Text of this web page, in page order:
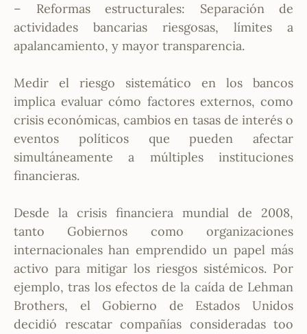
– Reformas estructurales: Separación de
actividades bancarias riesgosas, límites a
apalancamiento, y mayor transparencia.
Medir el riesgo sistemático en los bancos
implica evaluar cómo factores externos, como
crisis económicas, cambios en tasas de interés o
eventos políticos que pueden afectar
simultáneamente a múltiples instituciones
financieras.
Desde la crisis financiera mundial de 2008,
tanto Gobiernos como organizaciones
internacionales han emprendido un papel más
activo para mitigar los riesgos sistémicos. Por
ejemplo, tras los efectos de la caída de Lehman
Brothers, el Gobierno de Estados Unidos
decidió rescatar compañías consideradas too